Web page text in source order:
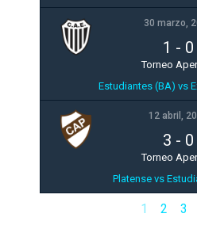
30 marzo,
1 - 0
Torneo
Estudiantes (BA) vs
12 abril,
3 - 0
Torneo
Platense vs
1 2 3